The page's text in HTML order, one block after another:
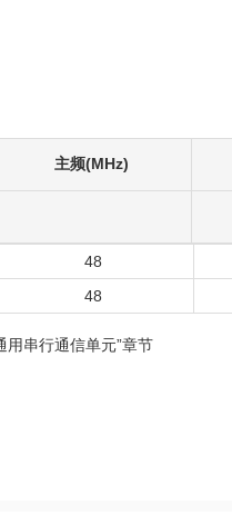
主频(MHz)
48
48
用串行通信单元”章节